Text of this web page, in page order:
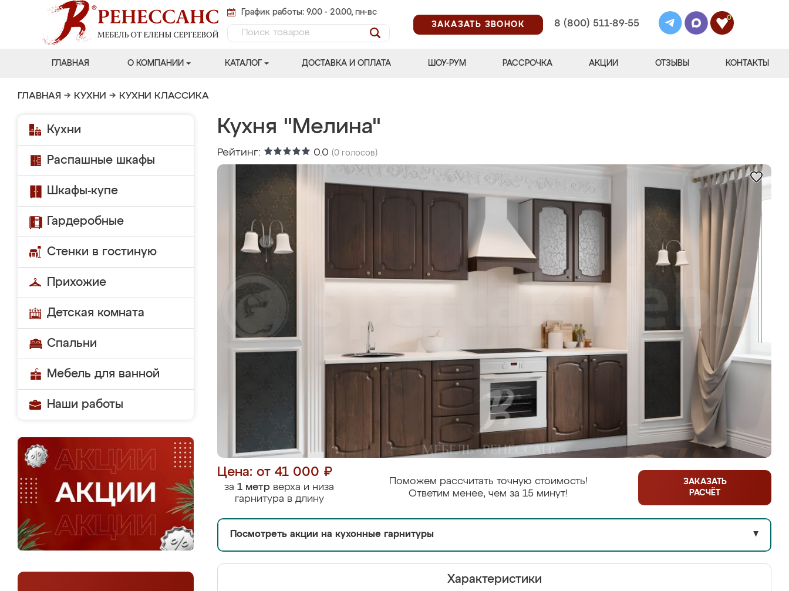
График работы: 9.00 - 20.00, пн-вс
ЗАКАЗАТЬ ЗВОНОК
8 (800) 511-89-55
0
ГЛАВНАЯ О КОМПАНИИ КАТАЛОГ ДОСТАВКА И ОПЛАТА ШОУ-РУМ РАССРОЧКА АКЦИИ ОТЗЫВЫ КОНТАКТЫ
ГЛАВНАЯ → КУХНИ → КУХНИ КЛАССИКА
Кухни
Распашные шкафы
Шкафы-купе
Гардеробные
Стенки в гостиную
Прихожие
Детская комната
Спальни
Мебель для ванной
Наши работы
Кухня "Мелина"
Рейтинг: 0.0 (0 голосов)
Цена: от 41 000 ₽
за 1 метр верха и низа
гарнитура в длину
Поможем рассчитать точную стоимость!
Ответим менее, чем за 15 минут!
ЗАКАЗАТЬ
РАСЧЁТ
Посмотреть акции на кухонные гарнитуры ▼
Характеристики